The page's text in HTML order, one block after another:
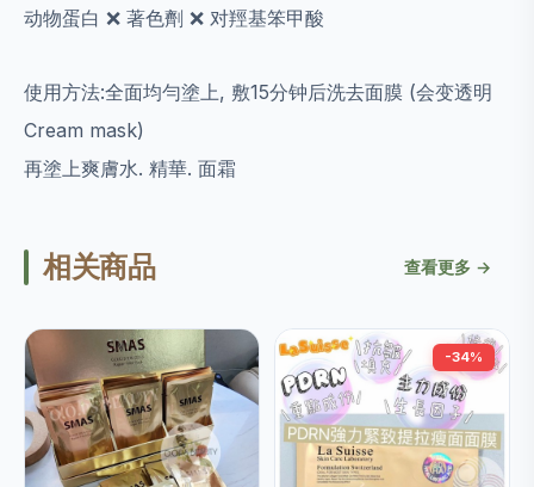
动物蛋白 ❌ 著色劑 ❌ 对羥基笨甲酸
使用方法:全面均勻塗上, 敷15分钟后洗去面膜 (会变透明
Cream mask)
再塗上爽膚水. 精華. 面霜
相关商品 查看更多 →
-34%